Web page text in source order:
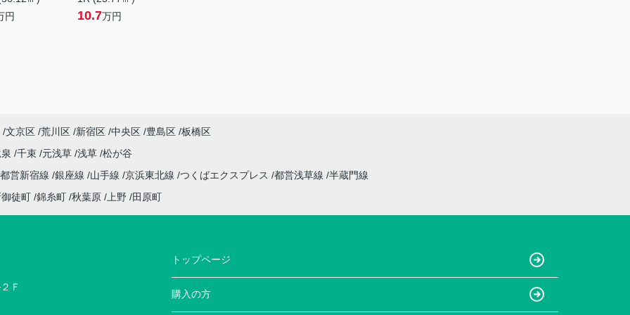
円
10.7万円
文京区 荒川区 新宿区 中央区 豊島区 板橋区
千束 元浅草 浅草 松が谷
都営新宿線 銀座線 山手線 京浜東北線 つくばエクスプレス 都営浅草線 半蔵門線
徒町 錦糸町 秋葉原 上野 田原町
Ｆ
トップページ
購入の方